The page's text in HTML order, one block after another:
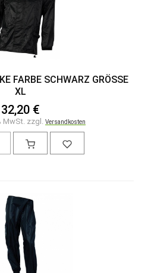
FARBE SCHWARZ GRÖSSE X
L
32,20 €
MwSt. zzgl. Versandkosten